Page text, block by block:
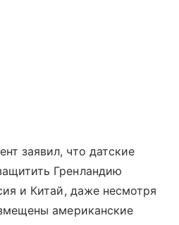
заявил, что датские
Гренландию
и Китай, даже несмотря
американские